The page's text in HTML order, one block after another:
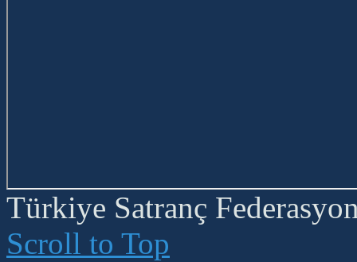
Türkiye Satranç
Scroll to Top